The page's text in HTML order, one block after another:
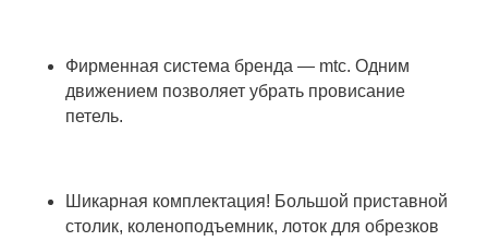
Фирменная система бренда — mtc. Одним
движением позволяет убрать провисание
петель.
Шикарная комплектация! Большой приставной
столик, коленоподъемник, лоток для обрезков